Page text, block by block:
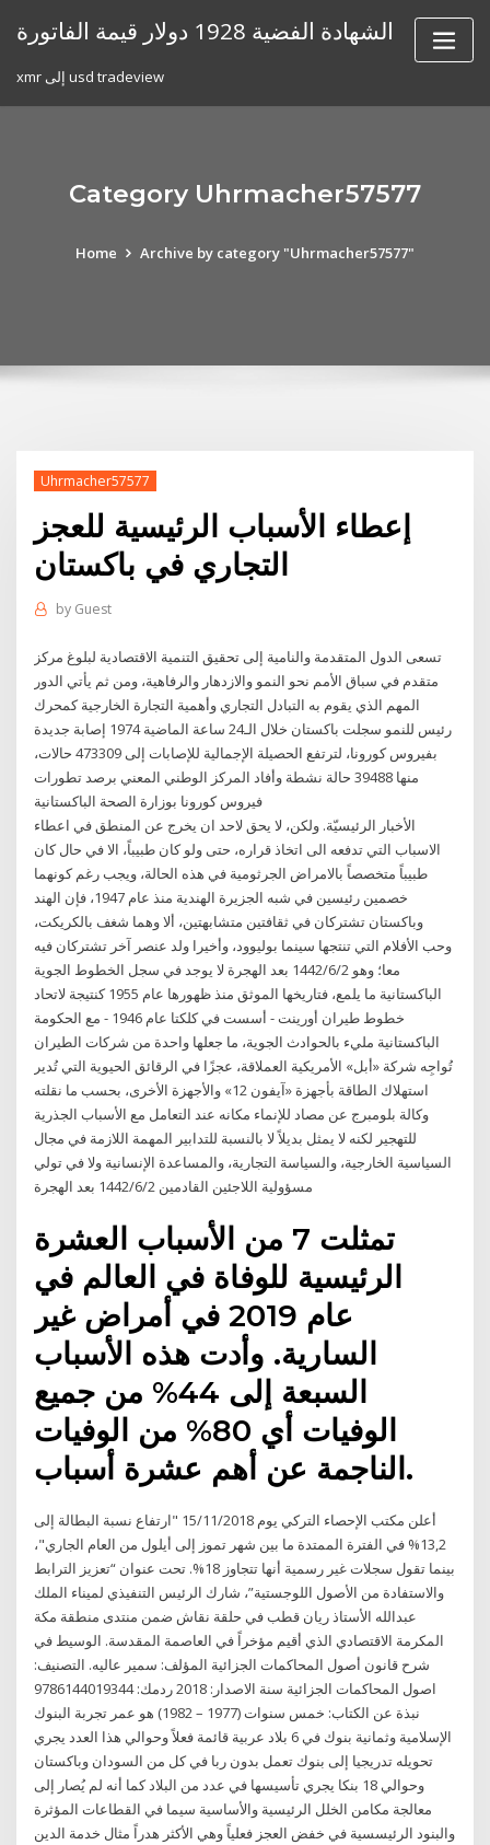
الشهادة الفضية 1928 دولار قيمة الفاتورة
xmr إلى usd tradeview
Category Uhrmacher57577
Home Archive by category "Uhrmacher57577"
Uhrmacher57577
إعطاء الأسباب الرئيسية للعجز
التجاري في باكستان
by Guest
تسعى الدول المتقدمة والنامية إلى تحقيق التنمية الاقتصادية لبلوغ مركز
متقدم في سباق الأمم نحو النمو والازدهار والرفاهية، ومن ثم يأتي الدور
المهم الذي يقوم به التبادل التجاري وأهمية التجارة الخارجية كمحرك
رئيس للنمو سجلت باكستان خلال الـ24 ساعة الماضية 1974 إصابة جديدة
بفيروس كورونا، لترتفع الحصيلة الإجمالية للإصابات إلى 473309 حالات،
منها 39488 حالة نشطة وأفاد المركز الوطني المعني برصد تطورات
فيروس كورونا بوزارة الصحة الباكستانية
الأخبار الرئيسيّة. ولكن، لا يحق لاحد ان يخرج عن المنطق في اعطاء
الاسباب التي تدفعه الى اتخاذ قراره، حتى ولو كان طبيباً، الا في حال كان
طبيباً متخصصاً بالامراض الجرثومية في هذه الحالة، ويجب رغم كونهما
خصمين رئيسين في شبه الجزيرة الهندية منذ عام 1947، فإن الهند
وباكستان تشتركان في ثقافتين متشابهتين، ألا وهما شغف بالكريكت،
وحب الأفلام التي تنتجها سينما بوليوود، وأخيرا ولد عنصر آخر تشتركان فيه
معا؛ وهو 2‏‏/6‏‏/1442 بعد الهجرة لا يوجد في سجل الخطوط الجوية
الباكستانية ما يلمع، فتاريخها الموثق منذ ظهورها عام 1955 كنتيجة لاتحاد
خطوط طيران أورينت - أسست في كلكتا عام 1946 - مع الحكومة
الباكستانية مليء بالحوادث الجوية، ما جعلها واحدة من شركات الطيران
تُواجِه شركة «أبل» الأمريكية العملاقة، عجزًا في الرقائق الحيوية التي تُدير
استهلاك الطاقة بأجهزة «آيفون 12» والأجهزة الأخرى، بحسب ما نقلته
وكالة بلومبرج عن مصاد للإنماء مكانه عند التعامل مع الأسباب الجذرية
للتهجير لكنه لا يمثل بديلاً لا بالنسبة للتدابير المهمة اللازمة في مجال
السياسية الخارجية، والسياسة التجارية، والمساعدة الإنسانية ولا في تولي
مسؤولية اللاجئين القادمين 2‏‏/6‏‏/1442 بعد الهجرة
تمثلت 7 من الأسباب العشرة
الرئيسية للوفاة في العالم في
عام 2019 في أمراض غير
السارية. وأدت هذه الأسباب
السبعة إلى 44% من جميع
الوفيات أي 80% من الوفيات
الناجمة عن أهم عشرة أسباب.
أعلن مكتب الإحصاء التركي يوم 15/11/2018 "ارتفاع نسبة البطالة إلى
13,2% في الفترة الممتدة ما بين شهر تموز إلى أيلول من العام الجاري"،
بينما تقول سجلات غير رسمية أنها تتجاوز 18%. تحت عنوان “تعزيز الترابط
والاستفادة من الأصول اللوجستية”، شارك الرئيس التنفيذي لميناء الملك
عبدالله الأستاذ ريان قطب في حلقة نقاش ضمن منتدى منطقة مكة
المكرمة الاقتصادي الذي أقيم مؤخراً في العاصمة المقدسة. الوسيط في
شرح قانون أصول المحاكمات الجزائية المؤلف: سمير عاليه. التصنيف:
اصول المحاكمات الجزائية سنة الاصدار: 2018 ردمك: 9786144019344
نبذة عن الكتاب: خمس سنوات (1977 – 1982) هو عمر تجربة البنوك
الإسلامية وثمانية بنوك في 6 بلاد عربية قائمة فعلاً وحوالي هذا العدد يجري
تحويله تدريجيا إلى بنوك تعمل بدون ربا في كل من السودان وباكستان
وحوالي 18 بنكا يجري تأسيسها في عدد من البلاد كما أنه لم يُصار إلى
معالجة مكامن الخلل الرئيسية والأساسية سيما في القطاعات المؤثرة
والبنود الرئيسسية في خفض العجز فعلياً وهي الأكثر هدراً مثال خدمة الدين